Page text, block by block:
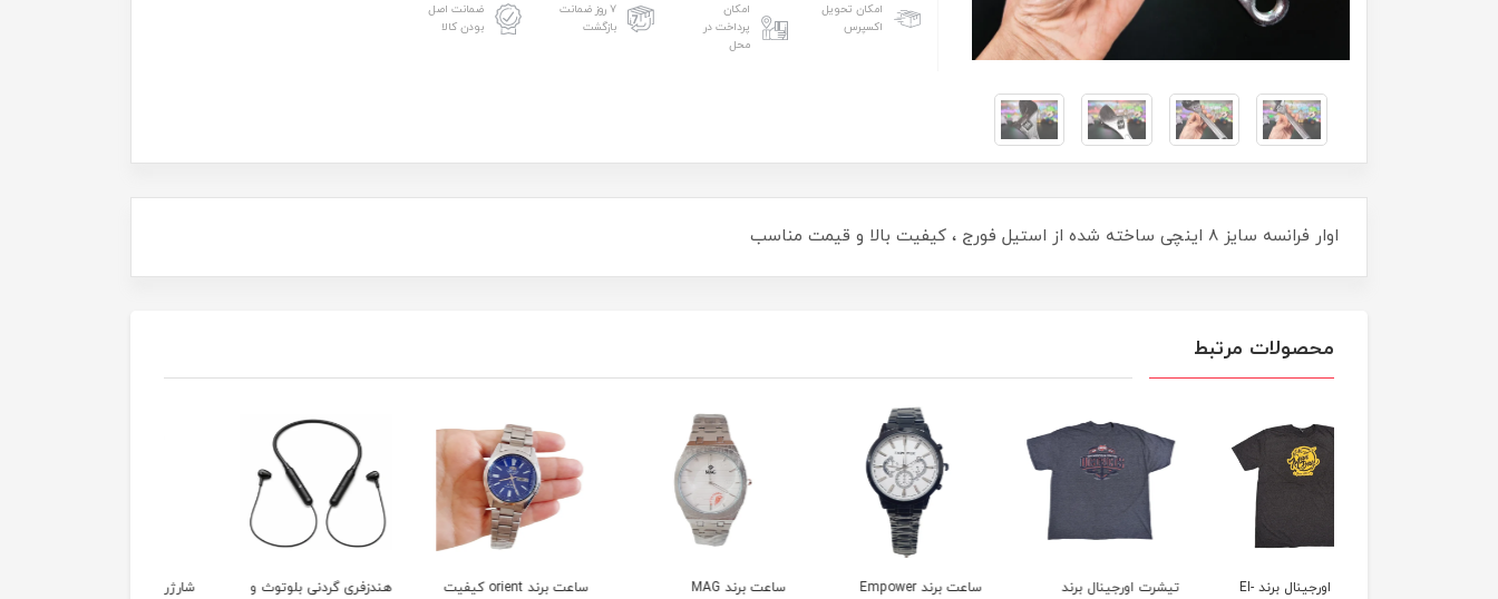
امکان تحویل
اکسپرس
امکان
پرداخت در
محل
۷ روز ضمانت
بازگشت
ضمانت اصل
بودن کالا
اوار فرانسه سایز 8 اینچی ساخته شده از استیل فورج ، کیفیت بالا و قیمت مناسب
محصولات مرتبط
تیشرت اورجینال برند
ساعت برند Empower ساعت برند MAG
ساعت برند orient کیفیت
هندزفری گردنی بلوتوث و
شارژر فندکی برند pioneer